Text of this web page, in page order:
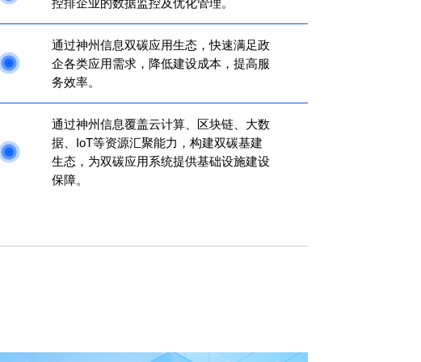
通过神州信息双碳应用生态，快速满足政
企各类应用需求，降低建设成本，提高服
务效率。
通过神州信息覆盖云计算、区块链、大数
据、IoT等资源汇聚能力，构建双碳基建
生态，为双碳应用系统提供基础设施建设
保障。